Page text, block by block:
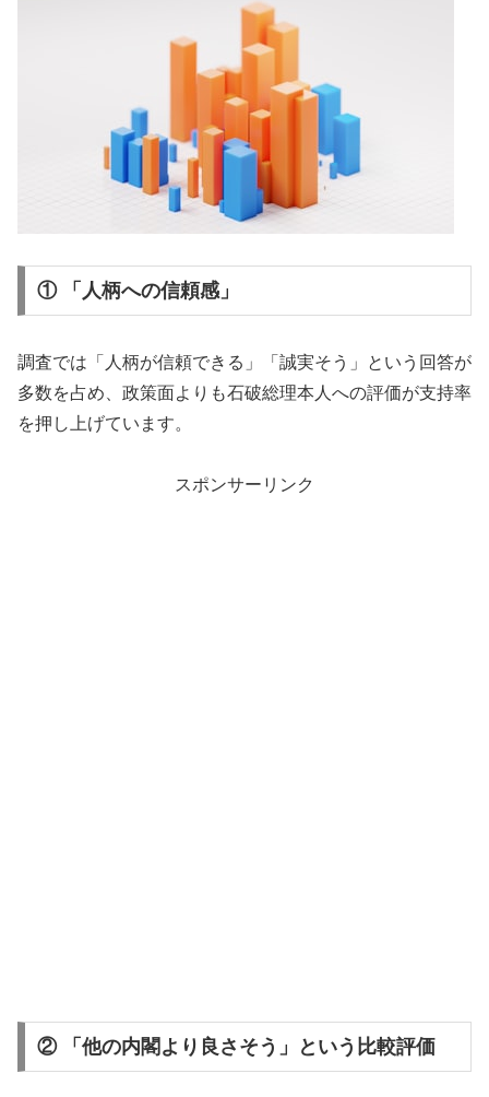
① 「人柄への信頼感」
調査では「人柄が信頼できる」「誠実そう」という回答が
多数を占め、政策面よりも石破総理本人への評価が支持率
を押し上げています。
スポンサーリンク
② 「他の内閣より良さそう」という比較評価